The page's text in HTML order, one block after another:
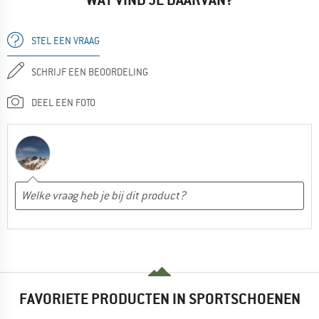
STEL EEN VRAAG
SCHRIJF EEN BEOORDELING
DEEL EEN FOTO
FAVORIETE PRODUCTEN IN SPORTSCHOENEN